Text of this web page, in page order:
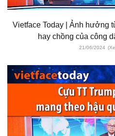
Vietface Today | Ảnh hưởng
hay chồng của công
21/06/2024